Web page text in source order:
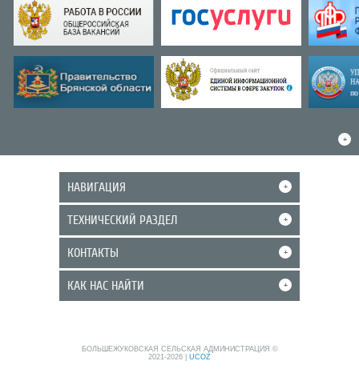
+
НАВИГАЦИЯ +
ТЕХНИЧЕСКИЙ РАЗДЕЛ +
КОНТАКТЫ +
КАК НАС НАЙТИ +
БОЛЬШЕЖУКОВСКАЯ СЕЛЬСКАЯ АДМИНИСТРАЦИЯ ©
2021-2026
UCOZ